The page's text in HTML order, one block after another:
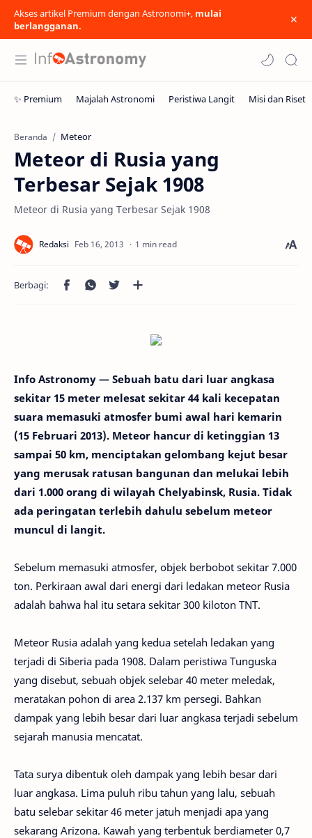
Akses artikel Premium dengan Astronomi+, mulai
berlangganan.
Beranda Meteor
Meteor di Rusia yang
Terbesar Sejak 1908
Meteor di Rusia yang Terbesar Sejak 1908
1 min read
Info Astronomy — Sebuah batu dari luar angkasa
sekitar 15 meter melesat sekitar 44 kali kecepatan
suara memasuki atmosfer bumi awal hari kemarin
(15 Februari 2013). Meteor hancur di ketinggian 13
sampai 50 km, menciptakan gelombang kejut besar
yang merusak ratusan bangunan dan melukai lebih
dari 1.000 orang di wilayah Chelyabinsk, Rusia. Tidak
ada peringatan terlebih dahulu sebelum meteor
muncul di langit.
Sebelum memasuki atmosfer, objek berbobot sekitar 7.000
ton. Perkiraan awal dari energi dari ledakan meteor Rusia
adalah bahwa hal itu setara sekitar 300 kiloton TNT.
Meteor Rusia adalah yang kedua setelah ledakan yang
terjadi di Siberia pada 1908. Dalam peristiwa Tunguska
yang disebut, sebuah objek selebar 40 meter meledak,
meratakan pohon di area 2.137 km persegi. Bahkan
dampak yang lebih besar dari luar angkasa terjadi sebelum
sejarah manusia mencatat.
Tata surya dibentuk oleh dampak yang lebih besar dari
luar angkasa. Lima puluh ribu tahun yang lalu, sebuah
batu selebar sekitar 46 meter jatuh menjadi apa yang
sekarang Arizona. Kawah yang terbentuk berdiameter 0,7